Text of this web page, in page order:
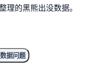
理的黑熊出没数据。
据问题